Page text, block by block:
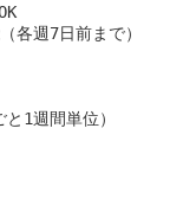
週7日前まで）
1週間単位）